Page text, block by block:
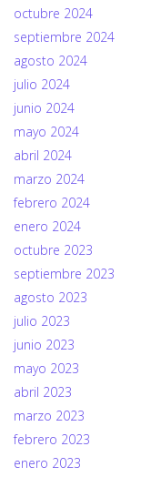
octubre 2024
septiembre 2024
agosto 2024
julio 2024
junio 2024
mayo 2024
abril 2024
marzo 2024
febrero 2024
enero 2024
octubre 2023
septiembre 2023
agosto 2023
julio 2023
junio 2023
mayo 2023
abril 2023
marzo 2023
febrero 2023
enero 2023